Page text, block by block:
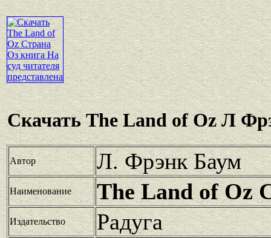
Скачать The Land of Oz Л
Автор Л. Фрэнк Баум
Наименование The Land of Oz
Издательство Радуга